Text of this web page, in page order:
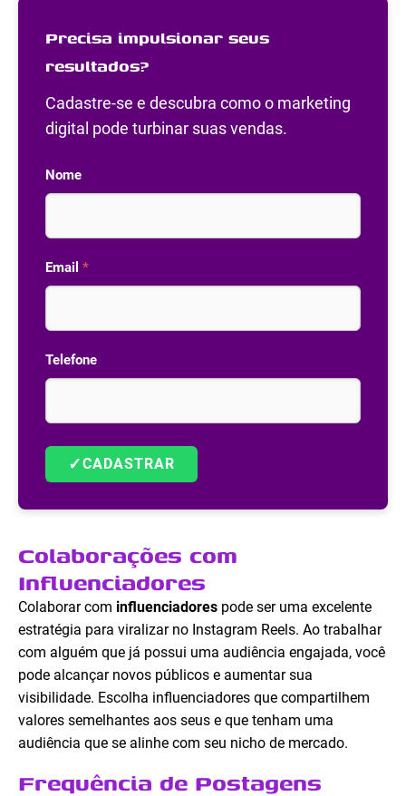
Precisa impulsionar seus
resultados?
Cadastre-se e descubra como o marketing
digital pode turbinar suas vendas.
Nome
Email *
Telefone
✓CADASTRAR
Colaborações com
Influenciadores
Colaborar com influenciadores pode ser uma excelente
estratégia para viralizar no Instagram Reels. Ao trabalhar
com alguém que já possui uma audiência engajada, você
pode alcançar novos públicos e aumentar sua
visibilidade. Escolha influenciadores que compartilhem
valores semelhantes aos seus e que tenham uma
audiência que se alinhe com seu nicho de mercado.
Frequência de Postagens